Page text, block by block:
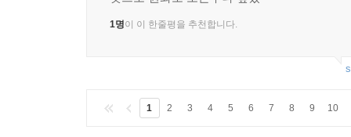
1명이 이 한줄평을 추천합니다.
1 2 3 4 5 6 7 8 9 10